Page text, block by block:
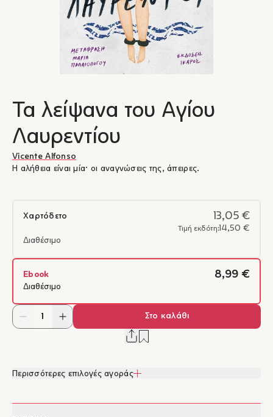
Τα λείψανα του Αγίου
Λαυρεντίου
Vicente Alfonso
Η αλήθεια είναι μία· οι αναγνώσεις της, άπειρες.
Χαρτόδετο 13,05 €
Τιμή εκδότη: 14,50 €
Διαθέσιμο
Ebook 8,99 €
Διαθέσιμο
Στο καλάθι
Περισσότερες επιλογές αγοράς